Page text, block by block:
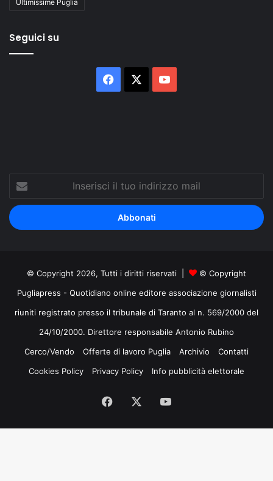
Ultimissime Puglia
Seguici su
Facebook
tuo
indirizzo
mail
© Copyright 2026, Tutti i diritti riservati |
© Copyright
Pugliapress - Quotidiano online editore associazione giornalisti
riuniti registrato presso il tribunale di Taranto al n. 569/2000 del
24/10/2000. Direttore responsabile Antonio Rubino
Cerco/Vendo
Offerte di lavoro Puglia Archivio
Contatti
Cookies Policy
Privacy Policy Info pubblicità elettorale
Facebook
Tube